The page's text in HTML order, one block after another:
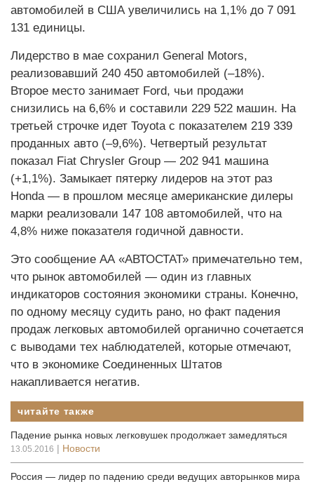
автомобилей в США увеличились на 1,1% до 7 091
131 единицы.
Лидерство в мае сохранил General Motors,
реализовавший 240 450 автомобилей (–18%).
Второе место занимает Ford, чьи продажи
снизились на 6,6% и составили 229 522 машин. На
третьей строчке идет Toyota с показателем 219 339
проданных авто (–9,6%). Четвертый результат
показал Fiat Chrysler Group — 202 941 машина
(+1,1%). Замыкает пятерку лидеров на этот раз
Honda — в прошлом месяце американские дилеры
марки реализовали 147 108 автомобилей, что на
4,8% ниже показателя годичной давности.
Это сообщение АА «АВТОСТАТ» примечательно тем,
что рынок автомобилей — один из главных
индикаторов состояния экономики страны. Конечно,
по одному месяцу судить рано, но факт падения
продаж легковых автомобилей органично сочетается
с выводами тех наблюдателей, которые отмечают,
что в экономике Соединенных Штатов
накапливается негатив.
читайте также
Падение рынка новых легковушек продолжает замедляться
13.05.2016 | Новости
Россия — лидер по падению среди ведущих авторынков мира